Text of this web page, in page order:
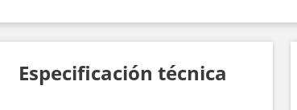
Especificación técnica